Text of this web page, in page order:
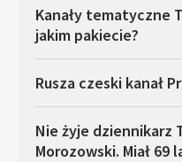
Kanały tematyczne
jakim pakiecie?
Rusza czeski kanał
Nie żyje dziennikarz
Morozowski. Miał 69